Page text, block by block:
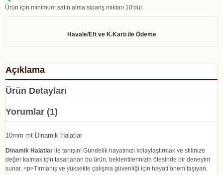
Ürün için minimum satın alma sipariş miktarı 10'dur.
Açıklama
Ürün Detayları
Yorumlar (1)
10mm mt Dinamik Halatlar
Dinamik Halatlar ile tanışın! Gündelik hayatınızı kolaylaştırmak ve stilinize
değer katmak için tasarlanan bu ürün, beklentilerinizin ötesinde bir deneyim
sunar. <p>Tırmanış ve yüksekte çalışma güvenliği için hayati önem taşıyan,